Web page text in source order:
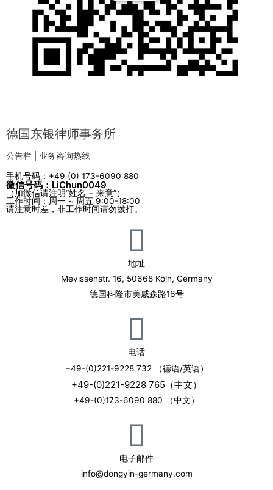
德国东银律师事务所
公告栏 | 业务咨询热线
手机号码：+49 (0) 173-6090 880
微信号码：LiChun0049
（加微信请注明“姓名 + 来意”）
工作时间：周一 ~ 周五 9:00-18:00
请注意时差，非工作时间请勿拨打。
地址
Mevissenstr. 16, 50668 Köln, Germany
德国科隆市美威森路16号
电话
+49-(0)221-9228 732 （德语/英语）
+49-(0)221-9228 765（中文）
+49-(0)173-6090 880 （中文）
电子邮件
info@dongyin-germany.com